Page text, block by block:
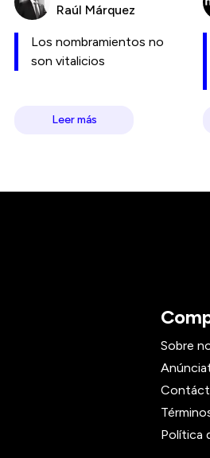
Raúl Márquez
Los nombramientos no
son vitalicios
Leer más
Sobre
Política